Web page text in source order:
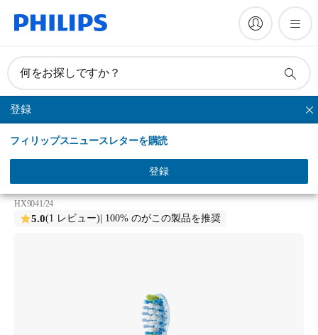
何をお探しですか？
登録
フィリップスニュースレターを購読
登録
プレミアムクリーン
ソニッケアー プレミアムクリーン ブラシヘッド レ
ギュラー
HX9041/24
5.0(1 レビュー) | 100% のがこの製品を推奨